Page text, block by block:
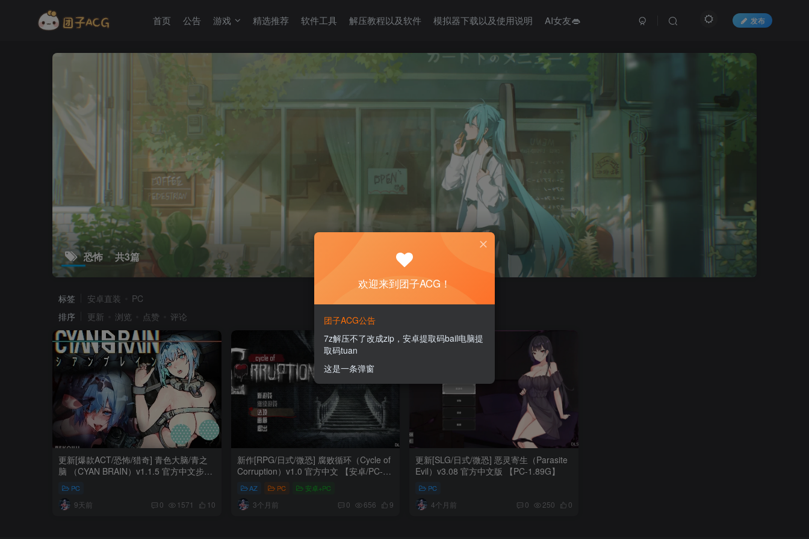
首页 公告 游戏 精选推荐 软件工具 解压教程以及软件 模拟器下载以及使用说明 AI女友👄 发布
恐怖 共3篇
标签 安卓直装
PC
排序
更新 浏览 点赞 评论
更新[爆款ACT/恐怖/猎奇] 青色大脑/青之
脑 （CYAN BRAIN）v1.1.5 官方中文步兵
PC
9天前 0 1571 10
新作[RPG/日式/微恐] 腐败循环（Cycle of
Corruption）v1.0 官方中文 【安卓/PC-
AZ PC 安卓+PC
3个月前 0 656 9
更新[SLG/日式/微恐] 恶灵寄生（Parasite
Evil）v3.08 官方中文版 【PC-1.89G】
PC
4个月前 0 250 0
欢迎来到团子ACG！
团子ACG公告
7z解压不了改成zip，安卓提取码bail电脑提
取码tuan
这是一条弹窗